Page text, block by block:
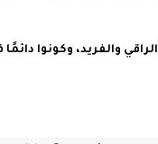
الراقي والفريد، وكونوا